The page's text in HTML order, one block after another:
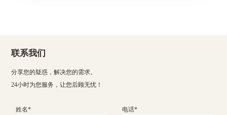
联系我们
分享您的疑惑，解决您的需求。
24小时为您服务，让您后顾无忧！
姓名* 电话*